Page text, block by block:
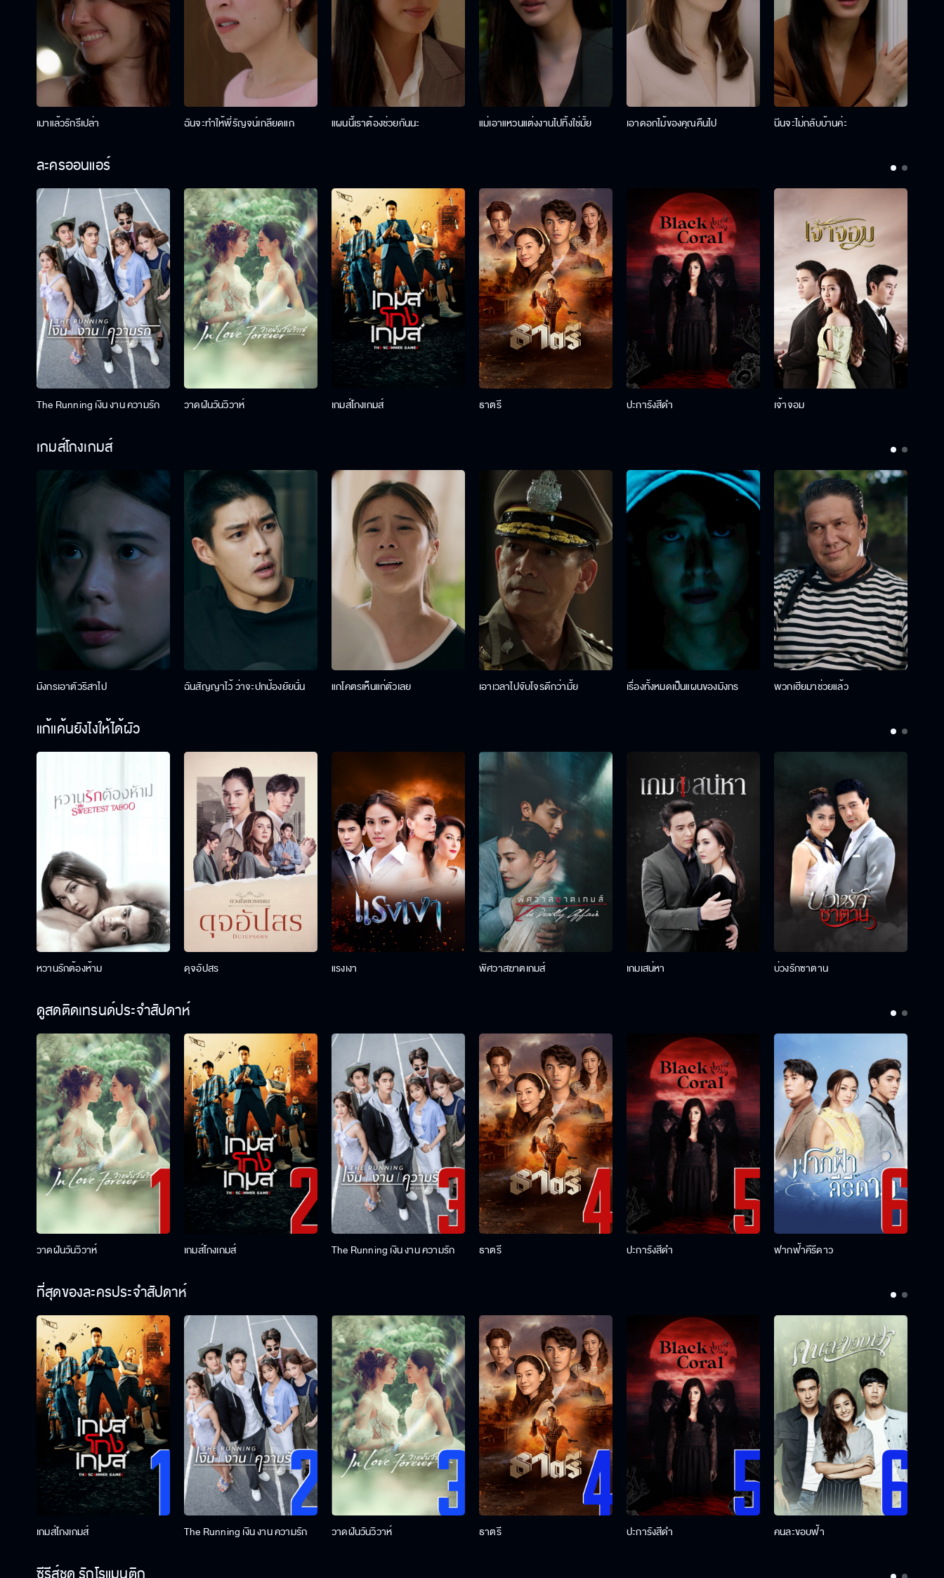
เมาแล้วรักรึเปล่า ฉันจะทำให้พี่รัญจน์เกลียดแก แผนนี้เราต้องช่วยกันนะ แม่เอาแหวนแต่งงานไปทิ้งใช่มั้ย เอาดอกไม้ของคุณคืนไป นีนจะไม่กลับบ้านค่ะ
ละครออนแอร์
The Running เงิน งาน ความรัก วาดฝันวันวิวาห์ เกมส์โกงเกมส์ ธาตรี ปะการังสีดำ เจ้าจอม
เกมส์โกงเกมส์
มังกรเอาตัวริสาไป ฉันสัญญาไว้ ว่าจะปกป้องยัยนั่น แกโคตรเห็นแก่ตัวเลย เอาเวลาไปจับโจรดีกว่ามั้ย เรื่องทั้งหมดเป็นแผนของมังกร พวกเฮียมาช่วยแล้ว
แก้แค้นยังไงให้ได้ผัว
หวานรักต้องห้าม ดุจอัปสร แรงเงา พิศวาสฆาตเกมส์ เกมเสน่หา บ่วงรักซาตาน
ดูสดติดเทรนด์ประจำสัปดาห์
วาดฝันวันวิวาห์ เกมส์โกงเกมส์ The Running เงิน งาน ความรัก ธาตรี ปะการังสีดำ ฟากฟ้าคีรีดาว
ที่สุดของละครประจำสัปดาห์
เกมส์โกงเกมส์ The Running เงิน งาน ความรัก วาดฝันวันวิวาห์ ธาตรี ปะการังสีดำ คนละขอบฟ้า